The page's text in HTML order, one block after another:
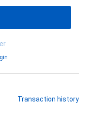
.
Transaction history